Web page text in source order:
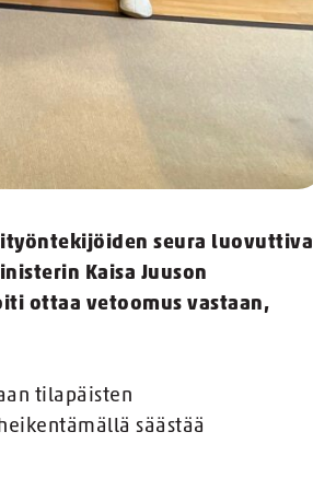
seura
Kaisa Juuson
ottaa vetoomus vastaan,
tilapäisten
säästää